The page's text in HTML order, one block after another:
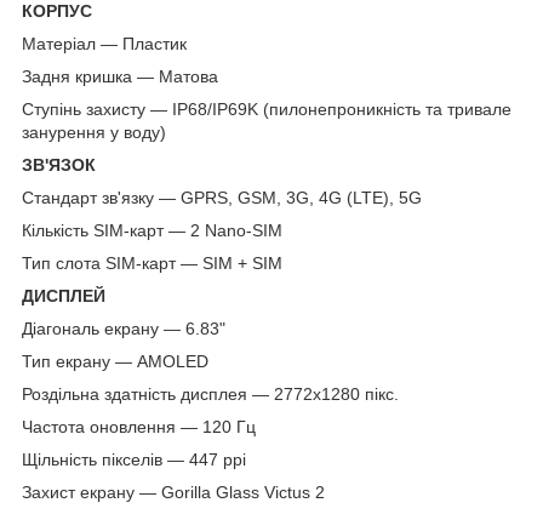
КОРПУС
Матеріал — Пластик
Задня кришка — Матова
Ступінь захисту — IP68/IP69K (пилонепроникність та тривале
занурення у воду)
ЗВ'ЯЗОК
Стандарт зв'язку — GPRS, GSM, 3G, 4G (LTE), 5G
Кількість SIM-карт — 2 Nano-SIM
Тип слота SIM-карт — SIM + SIM
ДИСПЛЕЙ
Діагональ екрану — 6.83"
Тип екрану — AMOLED
Роздільна здатність дисплея — 2772x1280 пікс.
Частота оновлення — 120 Гц
Щільність пікселів — 447 ppi
Захист екрану — Gorilla Glass Victus 2